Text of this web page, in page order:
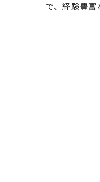
で、経験豊富